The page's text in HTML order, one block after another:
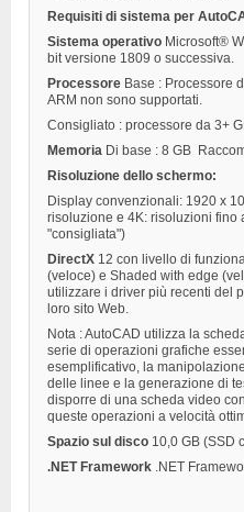
Requisiti di sistema per
Sistema operativo Microsoft®
bit versione 1809 o successiva.
Processore Base : Processore
ARM non sono supportati.
Consigliato : processore da 3+
Memoria Di base : 8 GB
Risoluzione dello schermo:
Display convenzionali: 1920 x
risoluzione e 4K: risoluzioni fino
"consigliata")
DirectX 12 con livello di
(veloce) e Shaded with edge
utilizzare i driver più recenti del
loro sito Web.
Nota : AutoCAD utilizza la
serie di operazioni grafiche
esemplificativo, la
delle linee e la generazione di
disporre di una scheda video
queste operazioni a velocità
Spazio sul disco 10,0 GB (SSD
.NET Framework .NET